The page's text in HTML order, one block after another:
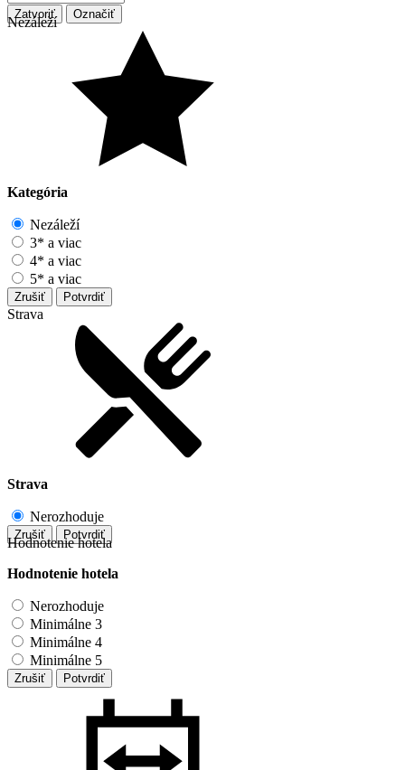
Zatvoriť Označiť
Nezáleží
Kategória
Nezáleží
3* a viac
4* a viac
5* a viac
Zrušiť Potvrdiť
Strava
Strava
Nerozhoduje
Zrušiť Potvrdiť
Hodnotenie hotela
Hodnotenie hotela
Nerozhoduje
Minimálne 3
Minimálne 4
Minimálne 5
Zrušiť Potvrdiť